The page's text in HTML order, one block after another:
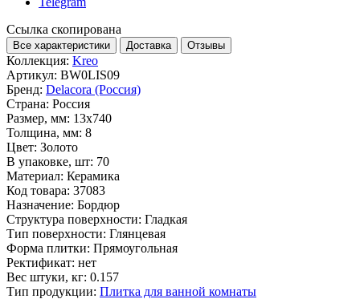
Ссылка скопирована
Все характеристики Доставка Отзывы
Коллекция: Kreo
Артикул: BW0LIS09
Бренд: Delacora (Россия)
Страна: Россия
Размер, мм: 13x740
Толщина, мм: 8
Цвет: Золото
В упаковке, шт: 70
Материал: Керамика
Код товара: 37083
Назначение: Бордюр
Структура поверхности: Гладкая
Тип поверхности: Глянцевая
Форма плитки: Прямоугольная
Ректификат: нет
Вес штуки, кг: 0.157
Тип продукции: Плитка для ванной комнаты